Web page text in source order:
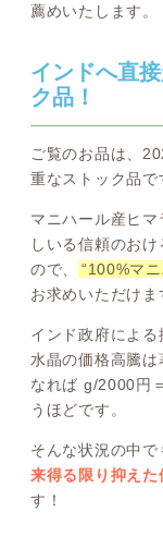
薦めいたします。
インドへ直
ク品！
ご覧のお品は、
重なストック品で
マニハール産ヒ
しいる信頼のお
ので、
“100%マ
お求めいただけま
インド政府によ
水晶の価格高騰は
なれば g/2000円
うほどです。
そんな状況の中で
来得る限り抑え
す！